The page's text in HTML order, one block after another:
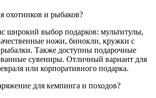
охотников и рыбаков?
широкий выбор подарков: мультитулы,
ножи, бинокли, кружки с
Также доступны подарочные
сувениры. Отличный вариант для
или корпоративного подарка.
для кемпинга и походов?